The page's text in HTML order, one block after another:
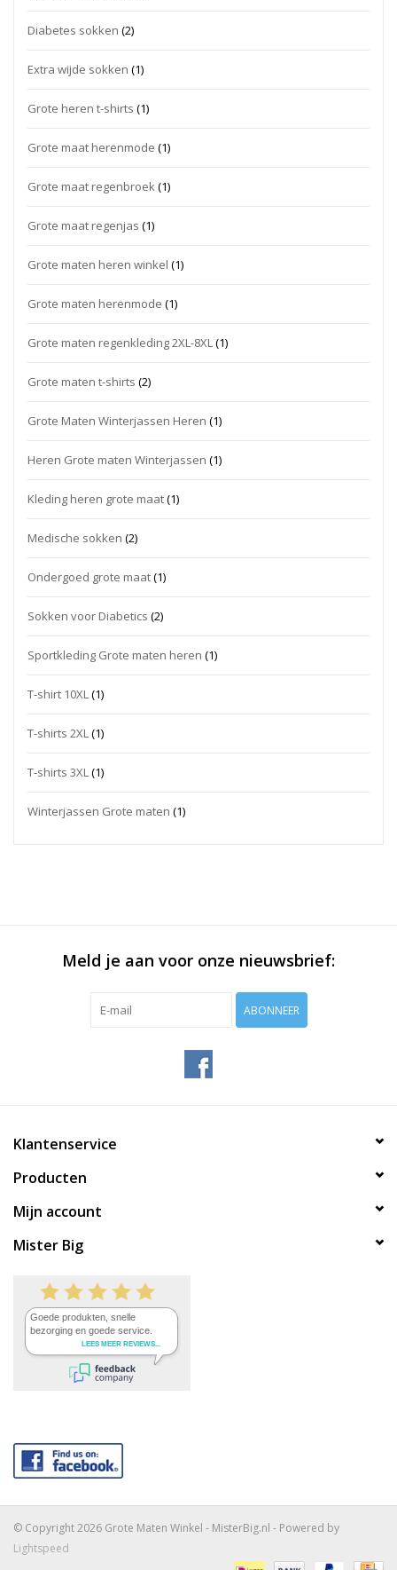
Diabetes sokken (2)
Extra wijde sokken (1)
Grote heren t-shirts (1)
Grote maat herenmode (1)
Grote maat regenbroek (1)
Grote maat regenjas (1)
Grote maten heren winkel (1)
Grote maten herenmode (1)
Grote maten regenkleding 2XL-8XL (1)
Grote maten t-shirts (2)
Grote Maten Winterjassen Heren (1)
Heren Grote maten Winterjassen (1)
Kleding heren grote maat(1)
Medische sokken (2)
Ondergoed grote maat(1)
Sokken voor Diabetics (2)
Sportkleding Grote maten heren (1)
T-shirt 10XL (1)
T-shirts 2XL (1)
T-shirts 3XL (1)
Winterjassen Grote maten (1)
Meld je aan voor onze nieuwsbrief:
ABONNEER
Klantenservice
Producten
Mijn account
Mister Big
© Copyright 2026 Grote Maten Winkel - MisterBig.nl - Powered by
Lightspeed